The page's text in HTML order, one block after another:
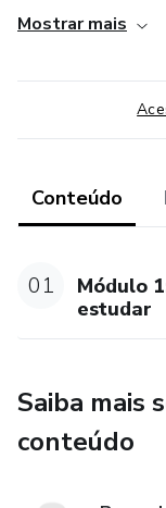
estratégias para
teóricas, práticas,
pronto para
seja no studio,
Este curso é para
oferecendo
clientes. Seja
aqui você
levar seu trabalho
Mostrar mais
Conteúdo
01
Módulo
estudar
Saiba mais
conteúdo